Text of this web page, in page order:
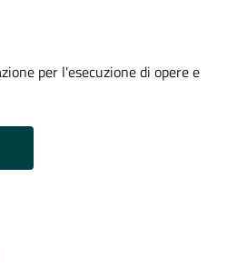
per l'esecuzione di opere e